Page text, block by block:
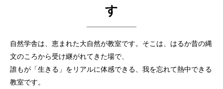
す
自然学舎は、恵まれた大自然が教室です。そこは、はるか昔の縄
文のころから受け継がれてきた場で、
誰もが「生きる」をリアルに体感できる、我を忘れて熱中できる
教室です。